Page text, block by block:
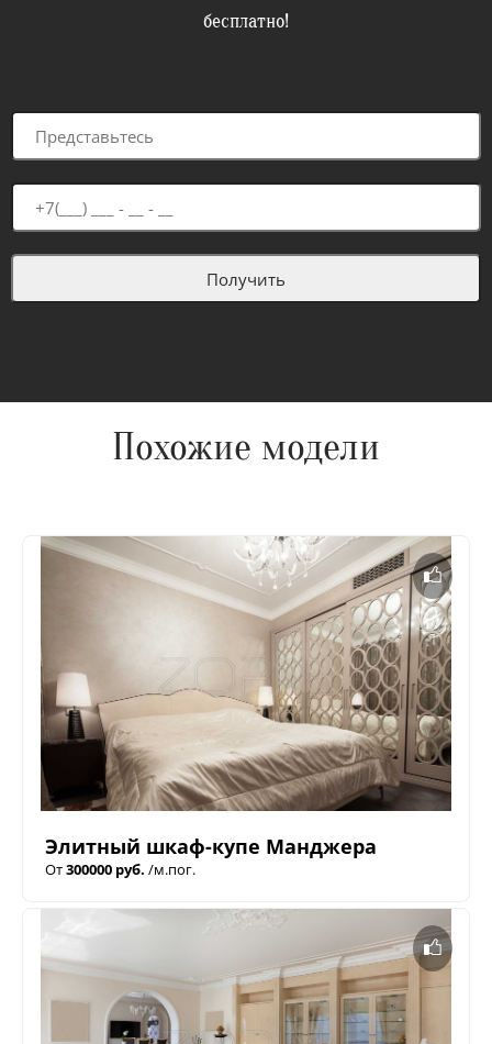
бесплатно!
Похожие модели
Элитный шкаф-купе Манджера
От300000 руб. /м.пог.